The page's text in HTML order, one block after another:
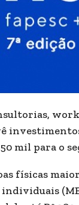
mil para o
físicas